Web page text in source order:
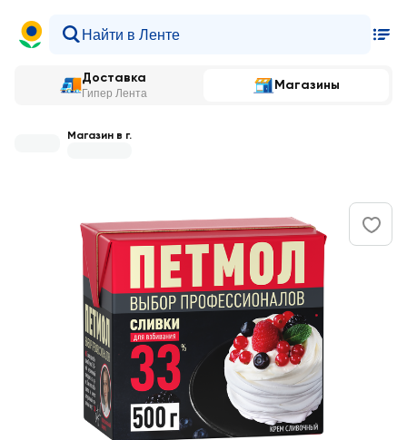
Доставка
Гипер Лента
Магазины
Магазин в г.